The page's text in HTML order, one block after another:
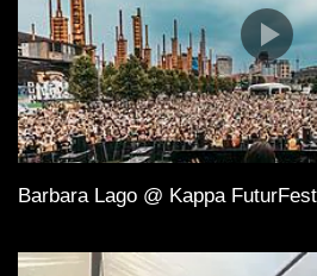
Barbara Lago @ Kappa